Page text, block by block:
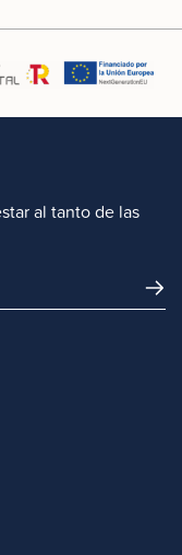
al tanto de las